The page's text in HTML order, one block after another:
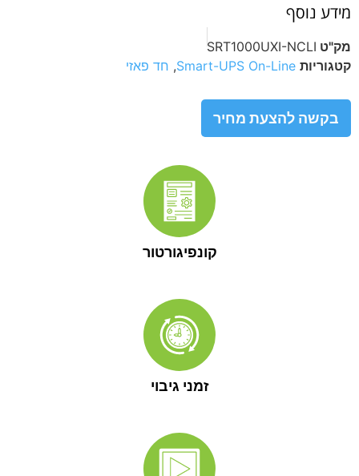
מידע נוסף
מק"ט SRT1000UXI-NCLI
קטגוריות Smart-UPS On-Line
, חד פאזי
בקשה להצעת מחיר
קונפיגורטור
זמני גיבוי